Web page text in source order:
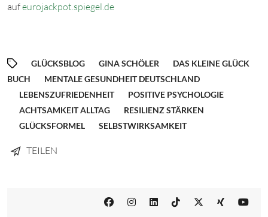
aufeurojackpot.spiegel.de
GLÜCKSBLOG GINA SCHÖLER
DAS KLEINE GLÜCK
BUCH
MENTALE GESUNDHEIT DEUTSCHLAND
LEBENSZUFRIEDENHEIT
POSITIVE PSYCHOLOGIE
ACHTSAMKEIT ALLTAG
RESILIENZ STÄRKEN
GLÜCKSFORMEL
SELBSTWIRKSAMKEIT
TEILEN